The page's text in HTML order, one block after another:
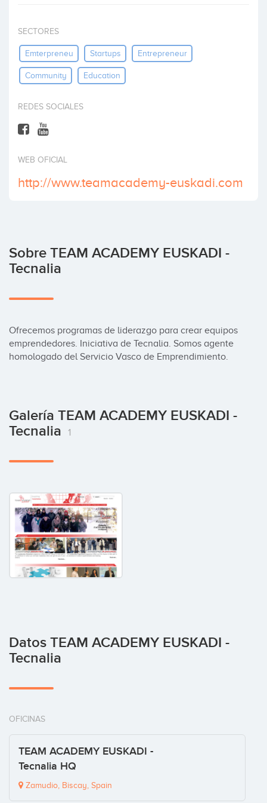
SECTORES
Emterpreneu Startups Entrepreneur
Community Education
REDES SOCIALES
WEB OFICIAL
http://www.teamacademy-euskadi.com
Sobre TEAM ACADEMY EUSKADI -
Tecnalia
Ofrecemos programas de liderazgo para crear equipos
emprendedores. Iniciativa de Tecnalia. Somos agente
homologado del Servicio Vasco de Emprendimiento.
Galería TEAM ACADEMY EUSKADI -
Tecnalia
1
Datos TEAM ACADEMY EUSKADI -
Tecnalia
OFICINAS
TEAM ACADEMY EUSKADI -
Tecnalia HQ
Zamudio, Biscay, Spain